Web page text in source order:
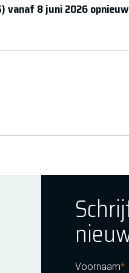
vanaf 8 juni 2026
Youtube
Voornaam